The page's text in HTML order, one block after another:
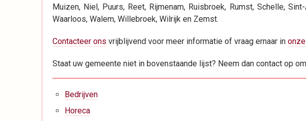
Muizen, Niel, Puurs, Reet, Rijmenam, Ruisbroek, Rumst, Schelle,
Waarloos, Walem, Willebroek, Wilrijk en Zemst.
Contacteer ons vrijblijvend voor meer informatie of vraag ernaar in
Staat uw gemeente niet in bovenstaande lijst? Neem dan contact op
Bedrijven
Horeca